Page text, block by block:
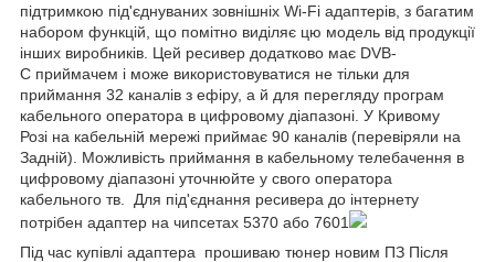
підтримкою під'єднуваних зовнішніх Wi-Fi адаптерів, з багатим
набором функцій, що помітно виділяє цю модель від продукції
інших виробників. Цей ресивер додатково має DVB-
C приймачем і може використовуватися не тільки для
приймання 32 каналів з ефіру, а й для перегляду програм
кабельного оператора в цифровому діапазоні. У Кривому
Розі на кабельній мережі приймає 90 каналів (перевіряли на
Задній). Можливість приймання в кабельному телебачення в
цифровому діапазоні уточнюйте у свого оператора
кабельного тв. Для під'єднання ресивера до інтернету
потрібен адаптер на чипсетах 5370 або 7601
Під час купівлі адаптера прошиваю тюнер новим ПЗ Після